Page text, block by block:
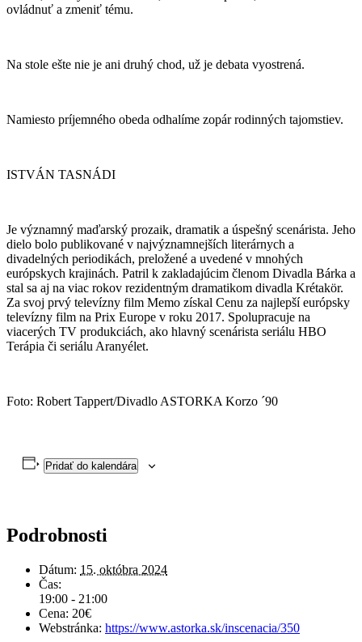
ovládnuť a zmeniť tému.
Na stole ešte nie je ani druhý chod, už je debata vyostrená.
Namiesto príjemného obeda odhalíme zopár rodinných tajomstiev.
ISTVÁN TASNÁDI
Je významný maďarský prozaik, dramatik a úspešný scenárista. Jeho
dielo bolo publikované v najvýznamnejších literárnych a
divadelných periodikách, preložené a uvedené v mnohých
európskych krajinách. Patril k zakladajúcim členom Divadla Bárka a
stal sa aj na viac rokov rezidentným dramatikom divadla Krétakör.
Za svoj prvý televízny film Memo získal Cenu za najlepší európsky
televízny film na Prix Europe v roku 2017. Spolupracuje na
viacerých TV produkciách, ako hlavný scenárista seriálu HBO
Terápia či seriálu Aranyélet.
Foto: Robert Tappert/Divadlo ASTORKA Korzo ´90
Pridať do kalendára
Podrobnosti
Dátum: 15. októbra 2024
Čas:
19:00 - 21:00
Cena: 20€
Webstránka: https://www.astorka.sk/inscenacia/350